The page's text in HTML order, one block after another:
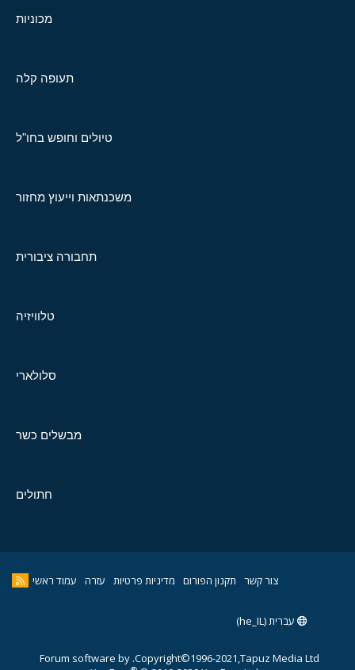
מכוניות
תעופה קלה
טיולים וחופש בחו"ל
משכנתאות וייעוץ מחזור
תחבורה ציבורית
טלוויזיה
סלולארי
מבשלים כשר
חתולים
צור קשר תקנון הפורום מדיניות פרטיות עזרה עמוד ראשי
עברית (he_IL)
Copyright©1996-2021,Tapuz Media Ltd.
Forum software by